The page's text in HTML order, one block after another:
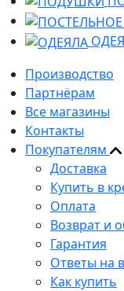
Производство
Партнёрам
Все магазины
Контакты
Покупателям
Доставка
Купить в
Оплата
Возврат и
Гарантия
Ответы на
Как купить